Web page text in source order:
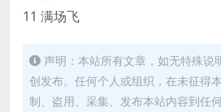
11 满场飞
声明：本站所有文章，如无特殊说
创发布。任何个人或组织，在未征得
制、盗用、采集、发布本站内容到任